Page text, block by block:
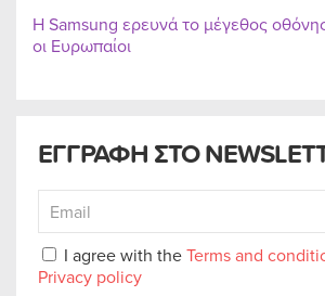
ΕΓΓΡΑΦΗ ΣΤΟ
I agree with theTerms and
Privacy policy
Η Samsung ερευνά το μέγεθος
οι Ευρωπαίοι